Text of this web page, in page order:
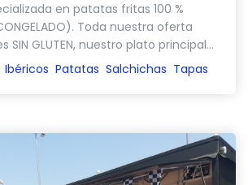
en patatas fritas 100 %
Toda nuestra oferta
SIN GLUTEN, nuestro plato principal...
Ibéricos Patatas Salchichas Tapas